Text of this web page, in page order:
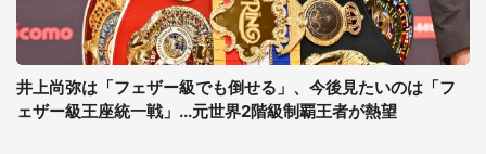
井上尚弥は「フェザー級でも倒せる」、今後見たいのは「フ
ェザー級王座統一戦」...元世界2階級制覇王者が熱望